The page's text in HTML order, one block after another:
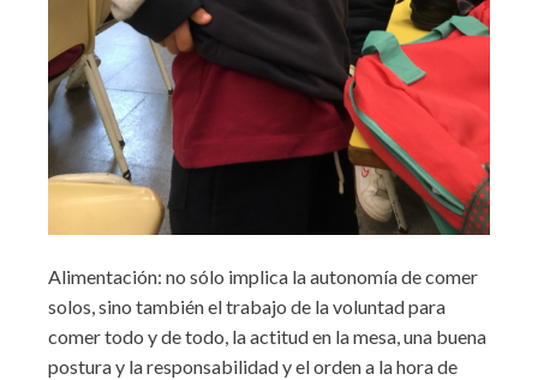
Alimentación: no sólo implica la autonomía de comer
solos, sino también el trabajo de la voluntad para
comer todo y de todo, la actitud en la mesa, una buena
postura y la responsabilidad y el orden a la hora de